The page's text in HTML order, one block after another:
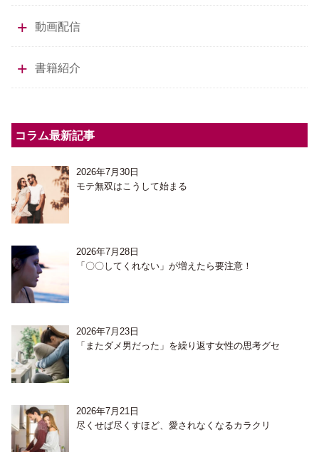
動画配信
書籍紹介
コラム最新記事
2026年7月30日
モテ無双はこうして始まる
2026年7月28日
「〇〇してくれない」が増えたら要注意！
2026年7月23日
「またダメ男だった」を繰り返す女性の思考グセ
2026年7月21日
尽くせば尽くすほど、愛されなくなるカラクリ